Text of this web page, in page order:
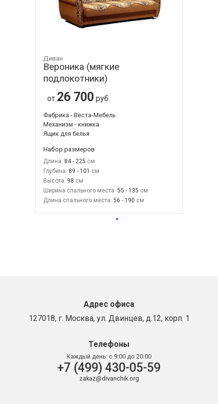
Диван
Вероника (мягкие
подлокотники)
от 26 700 руб.
Фабрика - Веста-Мебель
Механизм - книжка
Ящик для белья
Набор размеров
Длина: 84 - 225
Глубина: 89 - 101
Высота: 98
Ширина спального места: 55 - 135
Длина спального места: 56 - 190
Адрес офиса
127018, г. Москва, ул. Двинцев, д.12, корп. 1
Телефоны
Каждый день: с 9:00 до 20:00
+7 (499) 430-05-59
zakaz@divanchik.org